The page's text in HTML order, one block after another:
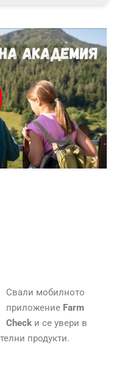
Свали мобилното
приложение Farm
Checkи се увери в
продукти.